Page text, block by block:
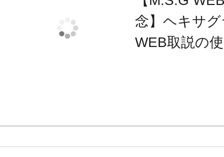
■魔法陣（小）×3
※本製品は再生産となります。
念】ヘキサ
WEB取説の